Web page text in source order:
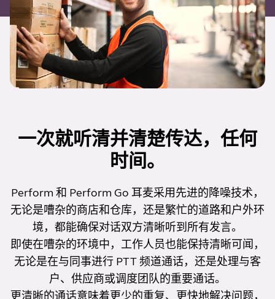
一次就听清并清楚传达，任何
时间。
Perform 和 Perform Go 耳麦采用先进的降噪技术，
无论是嘈杂的商店和仓库，还是繁忙的道路和户外环
境，都能确保对话双方清晰听到所有发言。
即使在嘈杂的环境中，工作人员也能保持清晰可闻，
无论是在与同事进行 PTT 频道通话，还是处理与客
户、供应商或调度团队的重要通话。
更清晰的通话意味着更少的重复、更快地解决问题，